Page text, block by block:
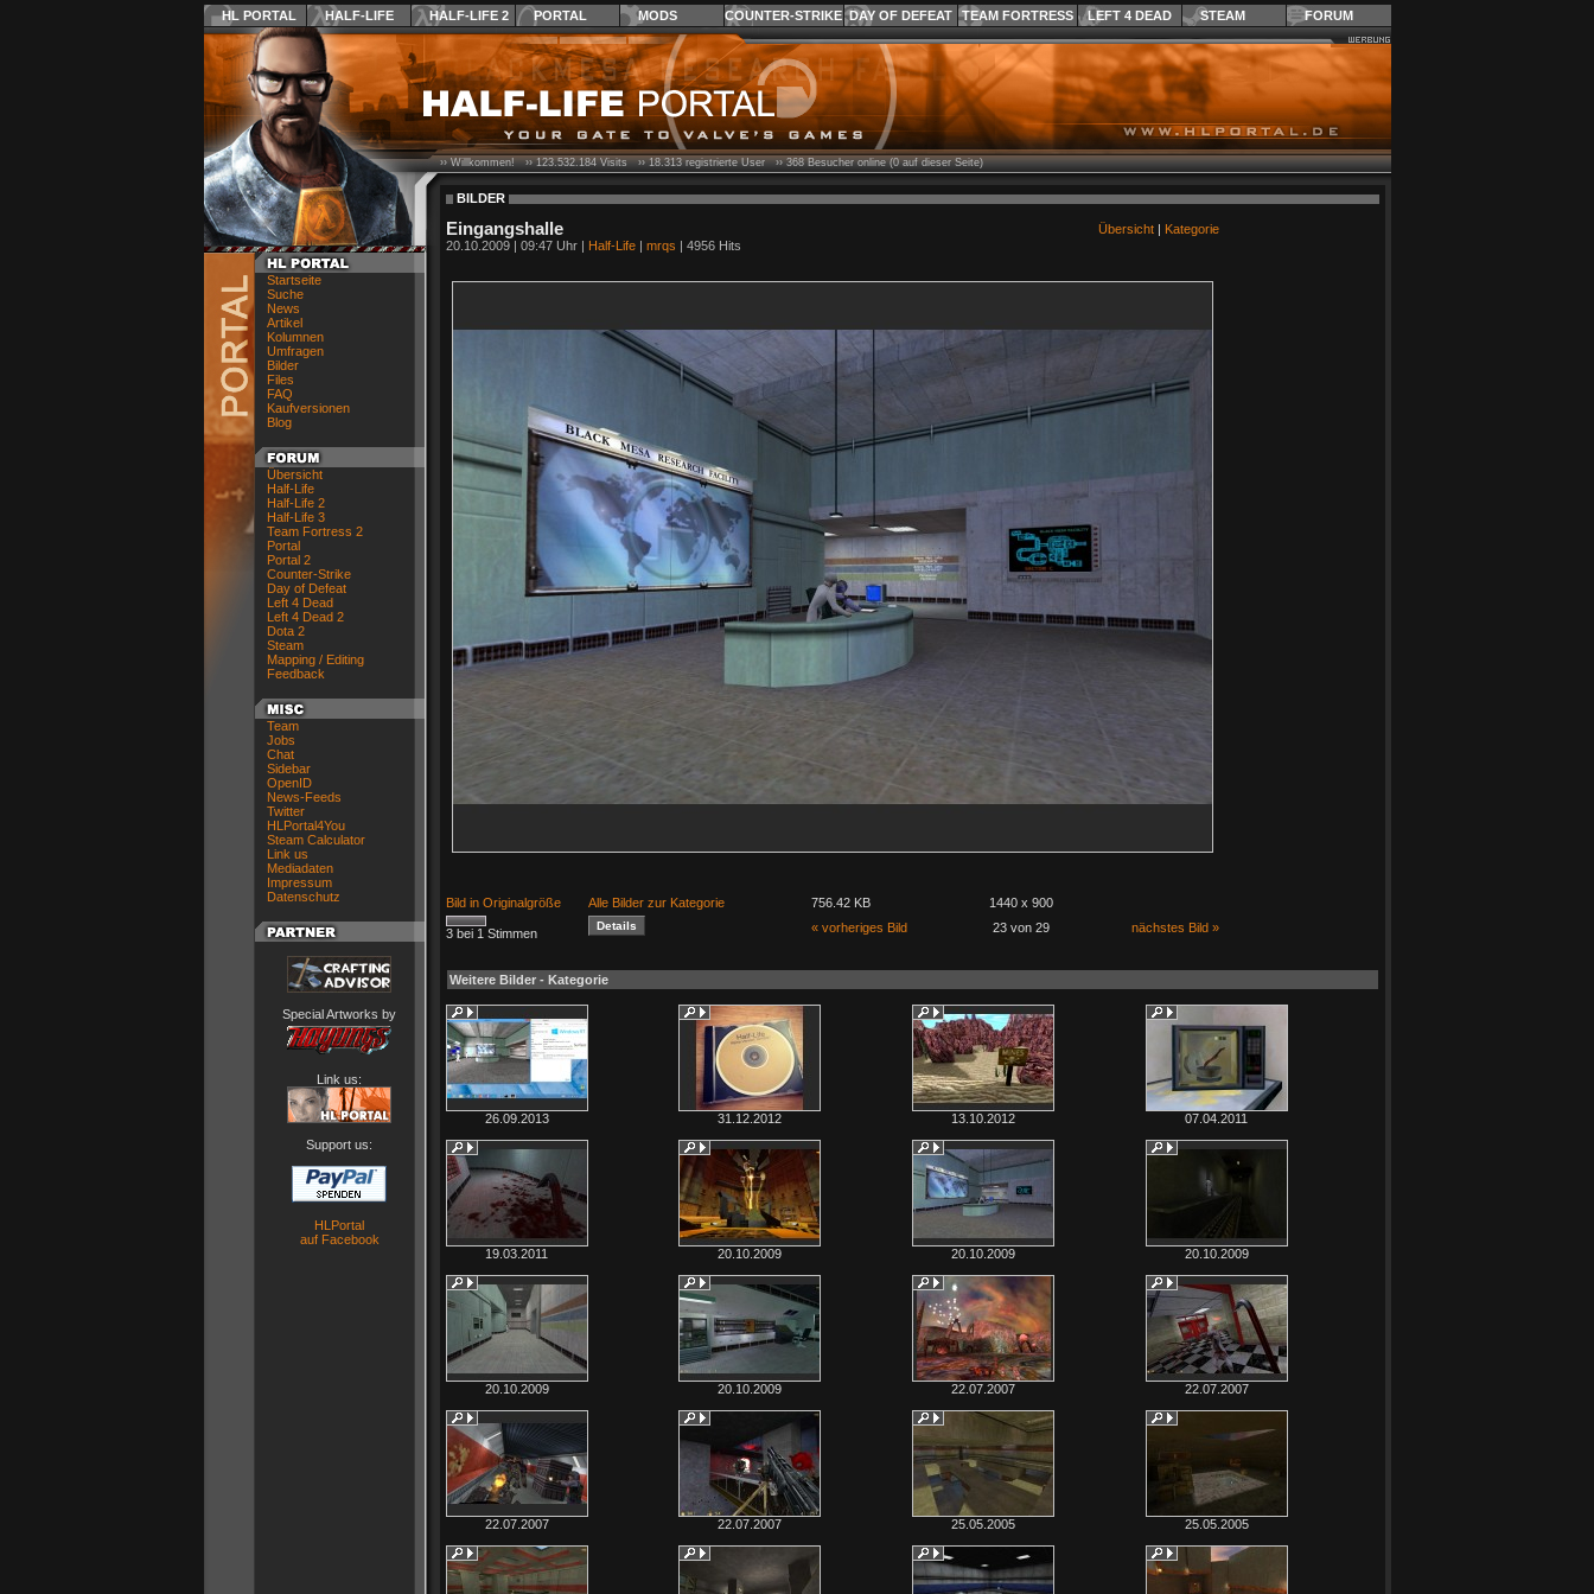
HL PORTAL HALF-LIFE HALF-LIFE 2 PORTAL MODS COUNTER-STRIKE DAY OF DEFEAT TEAM FORTRESS LEFT 4 DEAD STEAM FORUM
Startseite
Suche
News
Artikel
Kolumnen
Umfragen
Bilder
Files
FAQ
Kaufversionen
Blog
Übersicht
Half-Life
Half-Life 2
Half-Life 3
Team Fortress 2
Portal
Portal 2
Counter-Strike
Day of Defeat
Left 4 Dead
Left 4 Dead 2
Dota 2
Steam
Mapping / Editing
Feedback
Team
Jobs
Chat
Sidebar
OpenID
News-Feeds
Twitter
HLPortal4You
Steam Calculator
Link us
Mediadaten
Impressum
Datenschutz
Special Artworks by
Link us:
Support us:
HLPortal
auf Facebook
›› Willkommen! ››123.532.184Visits ››18.313registrierte User ››368Besucher online (0 auf dieser Seite)
BILDER
Eingangshalle Übersicht| Kategorie
20.10.2009 | 09:47 Uhr | Half-Life| mrqs | 4956 Hits
Bild in Originalgröße Alle Bilder zur Kategorie 756.42 KB 1440 x 900
3 bei 1 Stimmen « vorheriges Bild 23 von 29 nächstes Bild »
Weitere Bilder - Kategorie
26.09.2013 31.12.2012 13.10.2012 07.04.2011
19.03.2011 20.10.2009 20.10.2009 20.10.2009
20.10.2009 20.10.2009 22.07.2007 22.07.2007
22.07.2007 22.07.2007 25.05.2005 25.05.2005